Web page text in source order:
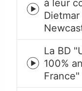
Episode
play
icon
à leur
Episode
play
icon
La BD
100%